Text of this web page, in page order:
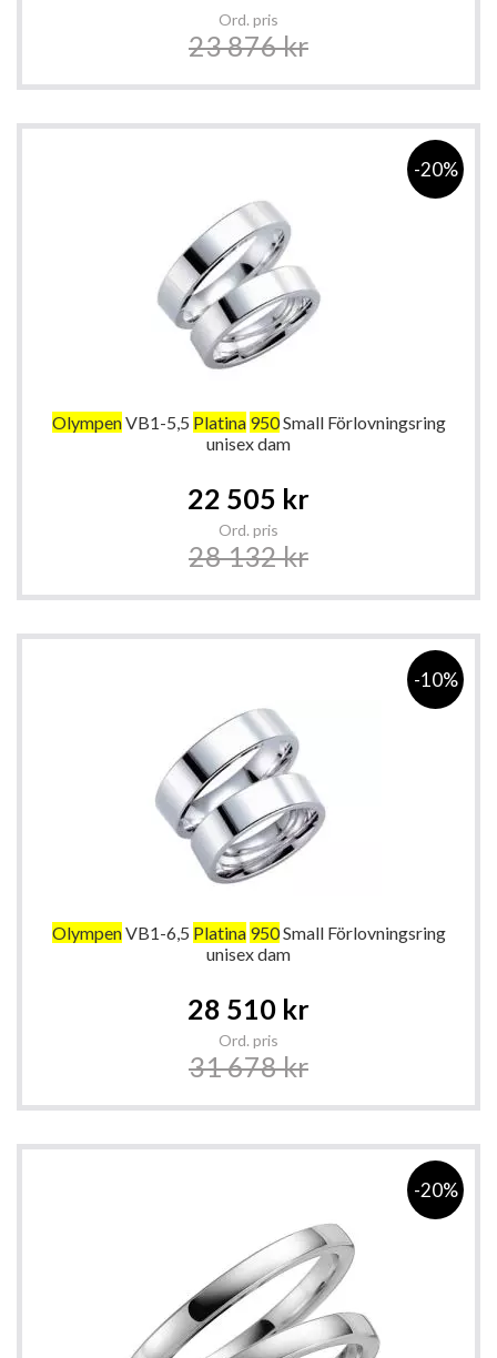
Ord. pris
23 876 kr
-20%
OlympenVB1-5,5 Platina 950Small Förlovningsring
unisex dam
22 505 kr
Ord. pris
28 132 kr
-10%
OlympenVB1-6,5 Platina 950Small Förlovningsring
unisex dam
28 510 kr
Ord. pris
31 678 kr
-20%